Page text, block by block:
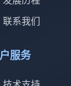
联系我们
服务